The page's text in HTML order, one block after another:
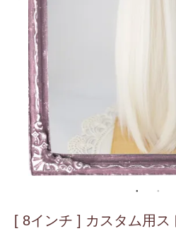
[ 8インチ ] カスタム用